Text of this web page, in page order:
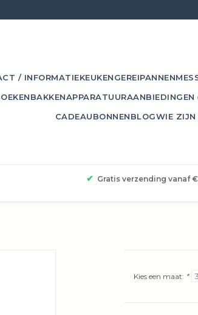
/ INFORMATIEKEUKENGEREIPANNEN
BAKKENAPPARATUURAANBIEDINGEN
CADEAUBONNENBLOGWIE ZIJN
✔ Gratis verzending vanaf
Kies een maat: *